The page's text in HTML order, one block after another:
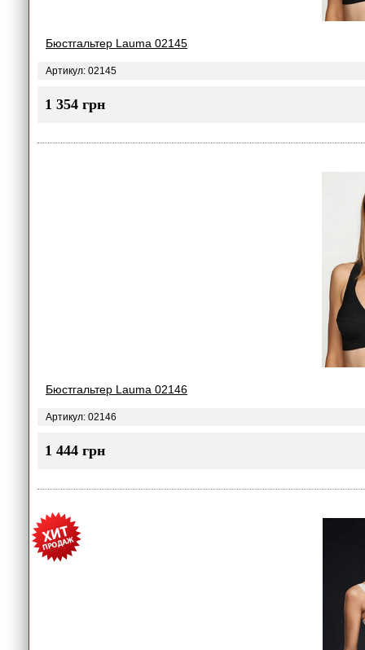
Бюстгальтер Lauma 02145
Артикул: 02145
1 354 грн
Бюстгальтер Lauma 02146
Артикул: 02146
1 444 грн